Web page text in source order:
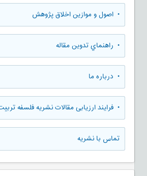
• اصول و موازین اخلاق پژوهش
• راهنماي تدوين مقاله
• درباره ما
• فرایند ارزیابی مقالات نشریه فلسفه تربیت
تماس با نشریه